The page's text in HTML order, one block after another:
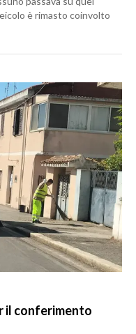
è rimasto coinvolto
il conferimento